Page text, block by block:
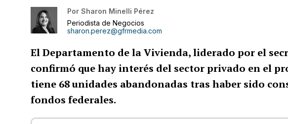
Por Sharon Minelli Pérez
Periodista de Negocios
sharon.perez@gfrmedia.com
El Departamento de la Vivienda, liderado por el
confirmó que hay interés del sector privado en el
tiene 68 unidades abandonadas tras haber sido
fondos federales.